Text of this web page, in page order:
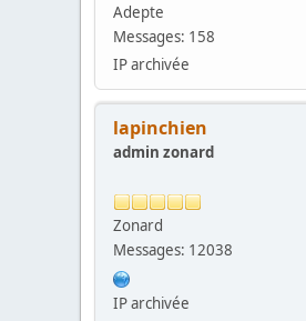
Adepte
Messages: 158
IP archivée
lapinchien
admin zonard
Zonard
Messages: 12038
IP archivée